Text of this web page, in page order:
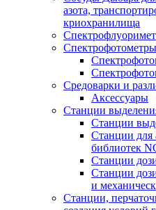
азота,
криохранилища
Спектрофотометры
Средоварки и
Аксессуары
Станции
Станции
Станции для
библиотек
Станции
Станции
и
Станции,